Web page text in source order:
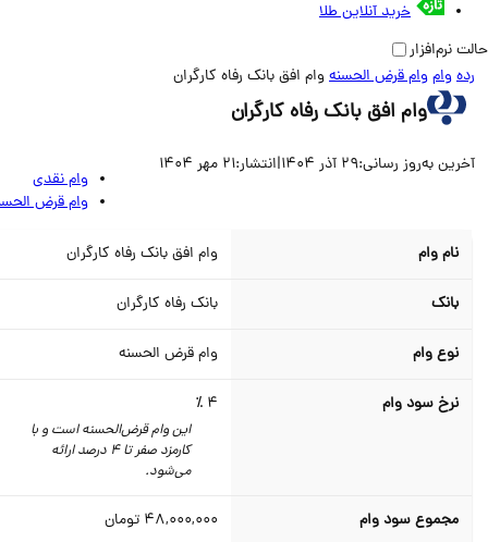
خرید آنلاین طلا
وام وام قرض الحسنهوام افق بانک رفاه کارگران
وام افق بانک رفاه کارگران
به‌روز رسانی:29 آذر 1404 |انتشار:21 مهر 1404
وام نقدی
وام قرض الحسنه
نام وام وام افق بانک رفاه کارگران
بانک بانک رفاه کارگران
نوع وام وام قرض الحسنه
نرخ سود وام
این وام قرض‌الحسنه است و با
کارمزد صفر تا 4 درصد ارائه
می‌شود.
مجموع سود وام 48,000,000 تومان